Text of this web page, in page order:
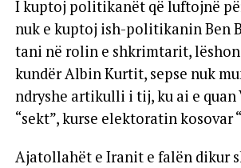
I kuptoj politikanët që luftojnë
nuk e kuptoj ish-politikanin Ben
tani në rolin e shkrimtarit,
kundër Albin Kurtit, sepse nuk
ndryshe artikulli i tij, ku ai e quan
“sekt”, kurse elektoratin kosovar
Ajatollahët e Iranit e falën dikur